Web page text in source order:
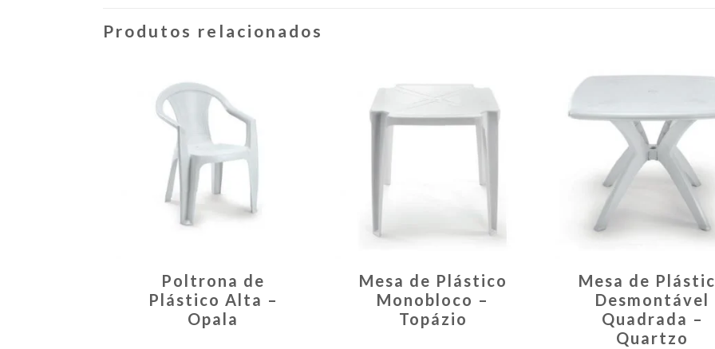
Produtos relacionados
Poltrona de
Plástico Alta –
Opala
Mesa de Plástico
Monobloco –
Topázio
Mesa de
Desmontável
Quadrada –
Quartzo